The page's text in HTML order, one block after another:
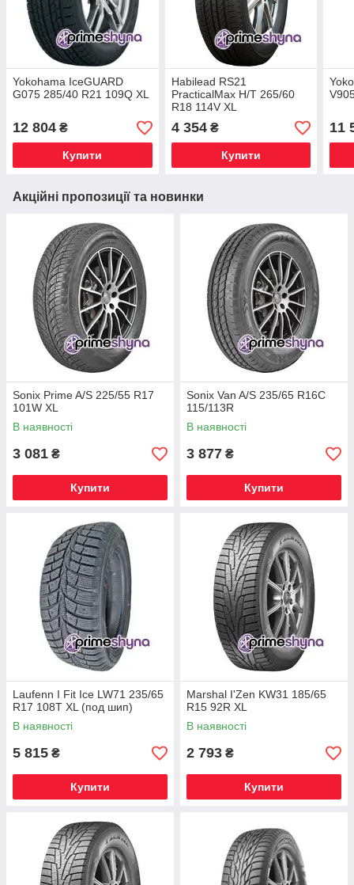
Yokohama IceGUARD
G075 285/40 R21 109Q XL
12 804 ₴
Купити
Habilead RS21
PracticalMax H/T 265/60
R18 114V XL
4 354₴
Купити
11
Акційні пропозиції та новинки
Sonix Prime A/S 225/55 R17
101W XL
В наявності
3 081 ₴
Купити
Sonix Van A/S 235/65 R16C
115/113R
В наявності
3 877 ₴
Купити
Laufenn I Fit Ice LW71 235/65
R17 108T XL (под шип)
В наявності
5 815 ₴
Купити
Marshal I'Zen KW31 185/65
R15 92R XL
В наявності
2 793 ₴
Купити